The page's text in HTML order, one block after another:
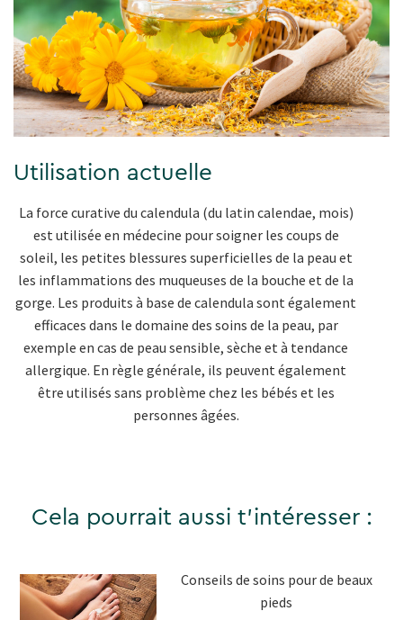
Utilisation actuelle
La force curative du calendula (du latin calendae, mois)
est utilisée en médecine pour soigner les coups de
soleil, les petites blessures superficielles de la peau et
les inflammations des muqueuses de la bouche et de la
gorge. Les produits à base de calendula sont également
efficaces dans le domaine des soins de la peau, par
exemple en cas de peau sensible, sèche et à tendance
allergique. En règle générale, ils peuvent également
être utilisés sans problème chez les bébés et les
personnes âgées.
Cela pourrait aussi t'intéresser :
Conseils de soins pour de beaux
pieds